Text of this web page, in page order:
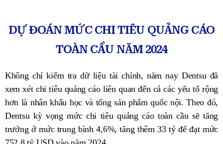
DỰ ĐOÁN MỨC CHI TIÊU QUẢNG CÁO
TOÀN CẦU NĂM 2024
Không chỉ kiểm tra dữ liệu tài chính, năm nay Dentsu đã
xem xét chi tiêu quảng cáo liên quan đến cả các yếu tố rộng
hơn là nhân khẩu học và tổng sản phẩm quốc nội. Theo đó,
Dentsu kỳ vọng mức chi tiêu quảng cáo toàn cầu sẽ tăng
trưởng ở mức trung bình 4,6%, tăng thêm 33 tỷ để đạt mức